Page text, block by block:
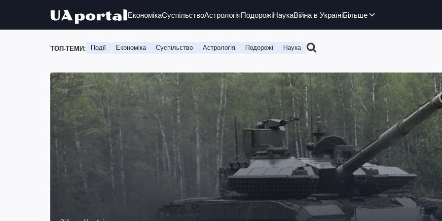
ЕкономікаСуспільствоАстрологіяПодорожіНаукаВійна в УкраїніБільше
ТОП-ТЕМИ: Події Економіка Суспільство Астрологія Подорожі Наука